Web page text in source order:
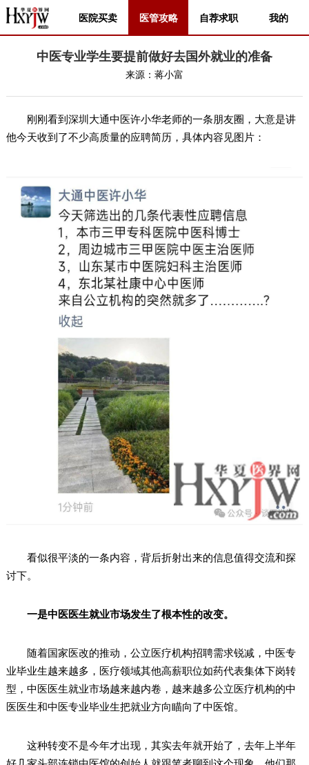
医院买卖 医管攻略 自荐求职 我的
中医专业学生要提前做好去国外就业的准备
来源： 蒋小富
刚刚看到深圳大通中医许小华老师的一条朋友圈，大意是讲
他今天收到了不少高质量的应聘简历，具体内容见图片：
看似很平淡的一条内容，背后折射出来的信息值得交流和探
讨下。
一是中医医生就业市场发生了根本性的改变。
随着国家医改的推动，公立医疗机构招聘需求锐减，中医专
业毕业生越来越多，医疗领域其他高薪职位如药代表集体下岗转
型，中医医生就业市场越来越内卷，越来越多公立医疗机构的中
医医生和中医专业毕业生把就业方向瞄向了中医馆。
这种转变不是今年才出现，其实去年就开始了，去年上半年